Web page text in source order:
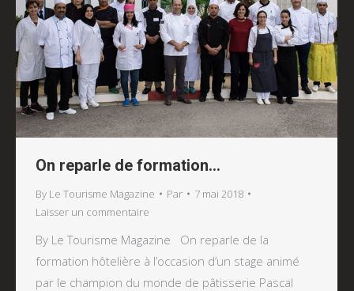
On reparle de formation…
By Le Tourisme Magazine Par
7 mai 2018
Laisser un commentaire
By Le Tourisme Magazine On reparle de la
formation hôtelière à l’occasion d’un stage animé
par le champion du monde de pâtisserie Pascal